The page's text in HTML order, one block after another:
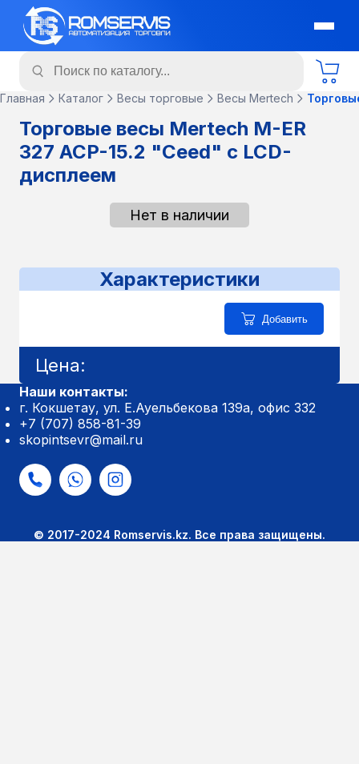
Главная Каталог Весы торговые Весы Mertech
Торговые весы Mertech M-ER
327 ACP-15.2 "Ceed" с LCD-
дисплеем
Нет в наличии
Характеристики
Добавить
Цена:
Наши контакты:
г. Кокшетау, ул. Е.Ауельбекова 139а, офис 332
+7 (707) 858-81-39
skopintsevr@mail.ru
© 2017-2024 Romservis.kz. Все права защищены.